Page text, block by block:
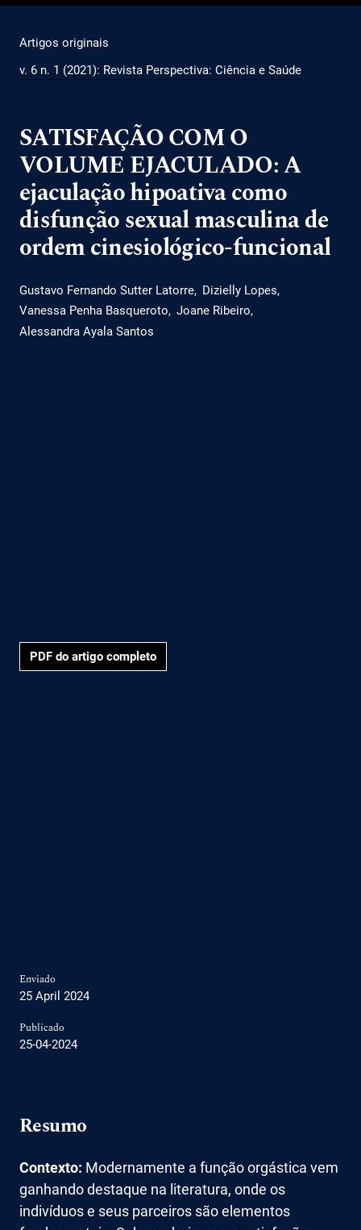
Artigos originais
v. 6 n. 1 (2021): Revista Perspectiva: Ciência e Saúde
SATISFAÇÃO COM O
VOLUME EJACULADO: A
ejaculação hipoativa como
disfunção sexual masculina de
ordem cinesiológico-funcional
Gustavo Fernando Sutter Latorre
Dizielly Lopes
Vanessa Penha Basqueroto
Joane Ribeiro
Alessandra Ayala Santos
PDF do artigo completo
Enviado
25 April 2024
Publicado
25-04-2024
Resumo
Contexto: Modernamente a função orgástica vem
ganhando destaque na literatura, onde os
indivíduos e seus parceiros são elementos